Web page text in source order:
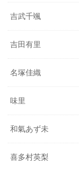
吉武千颯
吉田有里
名塚佳織
味里
和氣あず未
喜多村英梨